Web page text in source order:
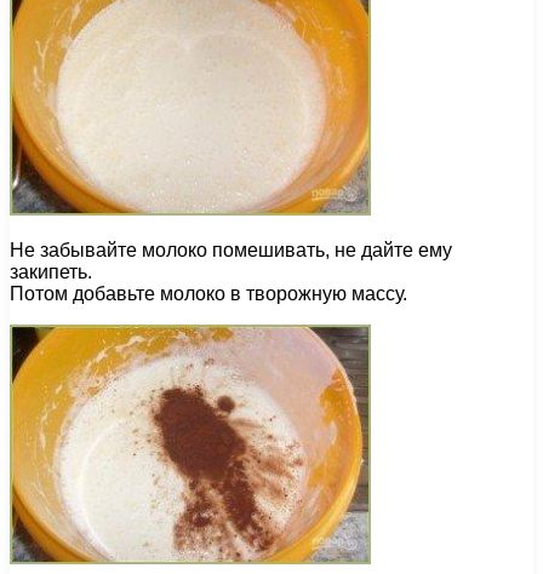
Не забывайте молоко помешивать, не дайте ему
закипеть.
Потом добавьте молоко в творожную массу.